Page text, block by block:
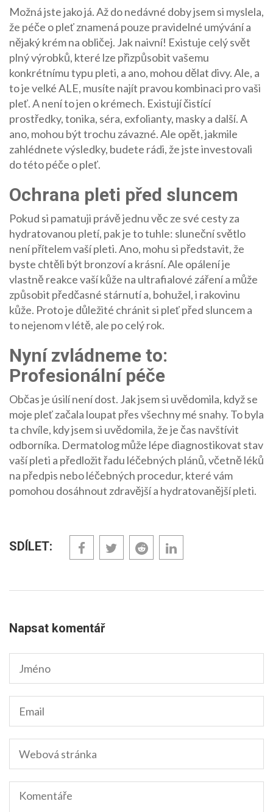
Možná jste jako já. Až do nedávné doby jsem si myslela,
že péče o pleť znamená pouze pravidelné umývání a
nějaký krém na obličej. Jak naivní! Existuje celý svět
plný výrobků, které lze přizpůsobit vašemu
konkrétnímu typu pleti, a ano, mohou dělat divy. Ale, a
to je velké ALE, musíte najít pravou kombinaci pro vaši
pleť. A není to jen o krémech. Existují čistící
prostředky, tonika, séra, exfolianty, masky a další. A
ano, mohou být trochu závazné. Ale opět, jakmile
zahlédnete výsledky, budete rádi, že jste investovali
do této péče o pleť.
Ochrana pleti před sluncem
Pokud si pamatuji právě jednu věc ze své cesty za
hydratovanou pletí, pak je to tuhle: sluneční světlo
není přítelem vaší pleti. Ano, mohu si představit, že
byste chtěli být bronzoví a krásní. Ale opálení je
vlastně reakce vaší kůže na ultrafialové záření a může
způsobit předčasné stárnutí a, bohužel, i rakovinu
kůže. Proto je důležité chránit si pleť před sluncem a
to nejenom v létě, ale po celý rok.
Nyní zvládneme to:
Profesionální péče
Občas je úsilí není dost. Jak jsem si uvědomila, když se
moje pleť začala loupat přes všechny mé snahy. To byla
ta chvíle, kdy jsem si uvědomila, že je čas navštívit
odborníka. Dermatolog může lépe diagnostikovat stav
vaší pleti a předložit řadu léčebných plánů, včetně léků
na předpis nebo léčebných procedur, které vám
pomohou dosáhnout zdravější a hydratovanější pleti.
SDÍLET:
Napsat komentář